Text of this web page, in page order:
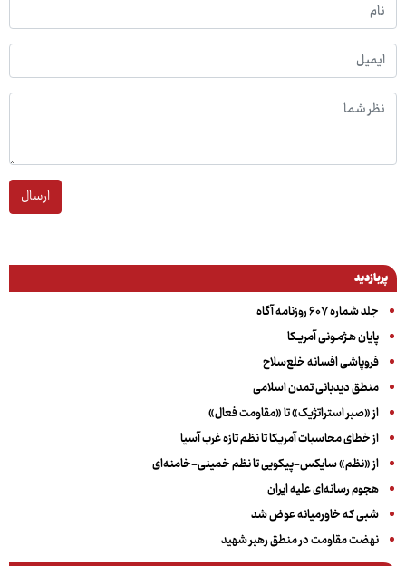
ارسال
پربازدید
جلد شماره ۶۰۷ روزنامه آگاه
پایان هـژمـونی آمریـکا
فروپاشی افسانه خلع‌سلاح
منطق دیدبانی تمدن اسلامی
از «صبر استراتژیک» تا «مقاومت فعال»
از خطای محاسبات آمریکا تا نظم تازه غرب آسیا
از «نظم» سایکس-پیکویی تا نظم خمینی-خامنه‌ای
هجوم رسانه‌ای علیه ایران
شبی که خاورمیانه عوض شد
نهضت مقاومت در منطق رهبر شهید